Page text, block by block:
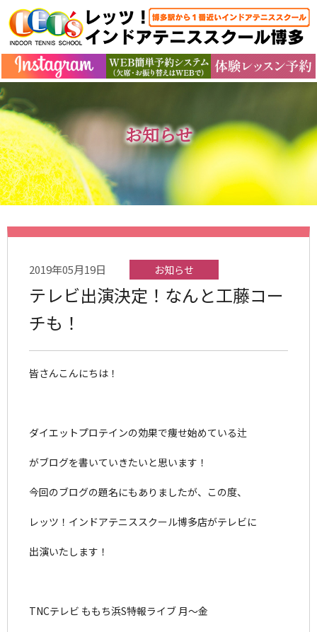
お知らせ
2019年05月19日 お知らせ
テレビ出演決定！なんと工藤コー
チも！
皆さんこんにちは！
ダイエットプロテインの効果で痩せ始めている辻
がブログを書いていきたいと思います！
今回のブログの題名にもありましたが、この度、
レッツ！インドアテニススクール博多店がテレビに
出演いたします！
TNCテレビ ももち浜S特報ライブ 月〜金